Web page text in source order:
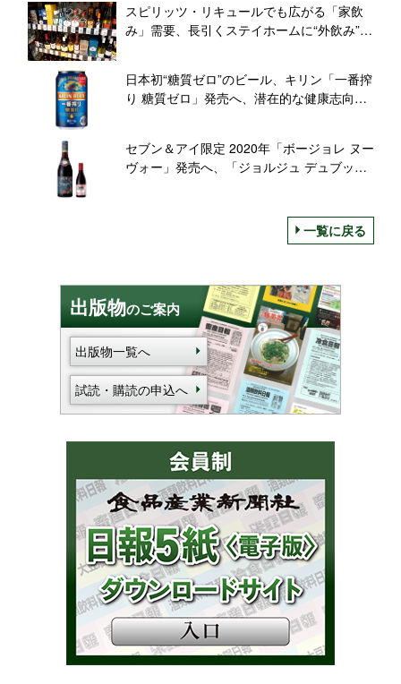
スピリッツ・リキュールでも広がる「家飲
み」需要、長引くステイホームに“外飲み”の
日本初“糖質ゼロ”のビール、キリン「一番搾
り 糖質ゼロ」発売へ、潜在的な健康志向獲
セブン＆アイ限定 2020年「ボージョレ ヌー
ヴォー」発売へ、「ジョルジュ デュブッフ
一覧に戻る
出版物のご案内
出版物一覧へ
試読・購読の申込へ